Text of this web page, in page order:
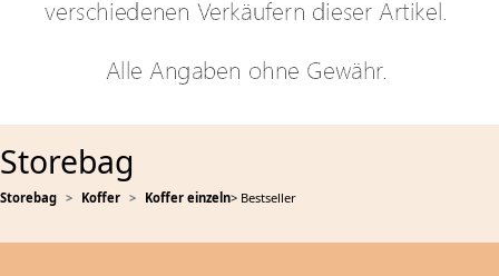
Storebag
Storebag Koffer Koffer einzeln> Bestseller